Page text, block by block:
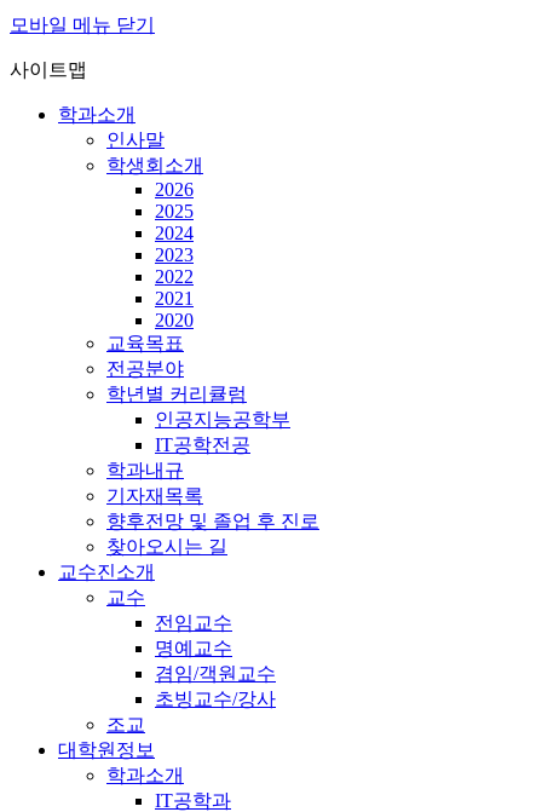
모바일 메뉴 닫기
사이트맵
학과소개
인사말
학생회소개
2026
2025
2024
2023
2022
2021
2020
교육목표
전공분야
학년별 커리큘럼
인공지능공학부
IT공학전공
학과내규
기자재목록
향후전망 및 졸업 후 진로
찾아오시는 길
교수진소개
교수
전임교수
명예교수
겸임/객원교수
초빙교수/강사
조교
대학원정보
학과소개
IT공학과